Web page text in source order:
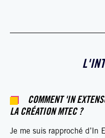
COMMENT 'IN
LA CRÉATION MTEC ?
Je me suis rapproché d’In